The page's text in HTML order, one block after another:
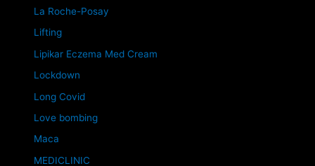
La Roche-Posay
Lifting
Lipikar Eczema Med Cream
Lockdown
Long Covid
Love bombing
Maca
MEDICLINIC